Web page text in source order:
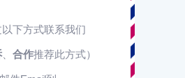
下方式联系我们
、 合作推荐此方式）